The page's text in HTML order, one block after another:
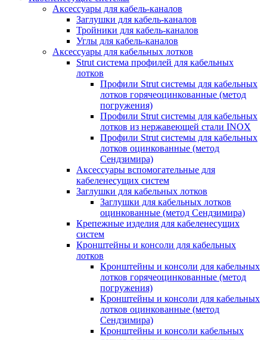
Аксессуары для кабель-каналов
Заглушки для кабель-каналов
Тройники для кабель-каналов
Углы для кабель-каналов
Аксессуары для кабельных лотков
Strut система профилей для кабельных
лотков
Профили Strut системы для кабельных
лотков горячеоцинкованные (метод
погружения)
Профили Strut системы для кабельных
лотков из нержавеющей стали INOX
Профили Strut системы для кабельных
лотков оцинкованные (метод
Сендзимира)
Аксессуары вспомогательные для
кабеленесущих систем
Заглушки для кабельных лотков
Заглушки для кабельных лотков
оцинкованные (метод Сендзимира)
Крепежные изделия для кабеленесущих
систем
Кронштейны и консоли для кабельных
лотков
Кронштейны и консоли для кабельных
лотков горячеоцинкованные (метод
погружения)
Кронштейны и консоли для кабельных
лотков оцинкованные (метод
Сендзимира)
Кронштейны и консоли кабельных